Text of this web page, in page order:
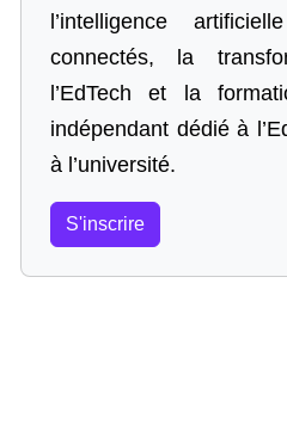
l’intelligence
connectés, la
l’EdTech et la
indépendant dédié à
à l’université.
S'inscrire